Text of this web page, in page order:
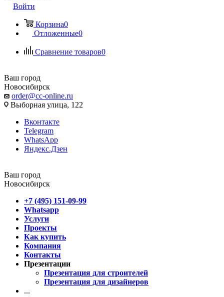
Войти
Корзина0
Отложенные0
Сравнение товаров0
Ваш город
Новосибирск
order@cc-online.ru
Выборная улица, 122
Вконтакте
Telegram
WhatsApp
Яндекс.Дзен
Ваш город
Новосибирск
+7 (495) 151-09-99
Whatsapp
Услуги
Проекты
Как купить
Компания
Контакты
Презентации
Презентация для строителей
Презентация для дизайнеров
...